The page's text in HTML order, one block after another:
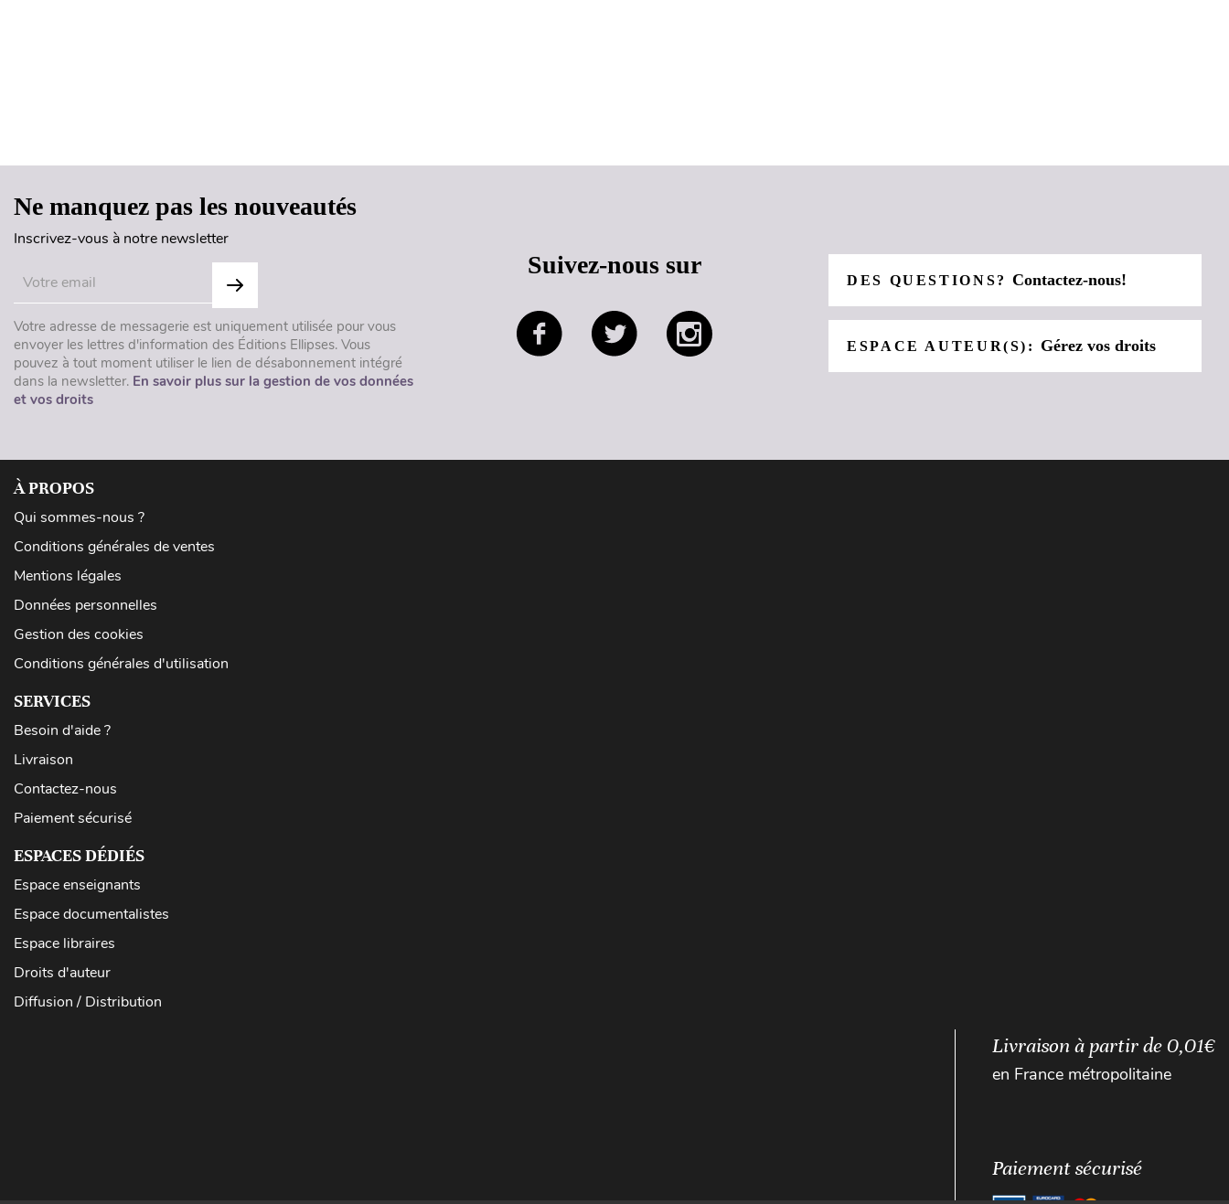
Ne manquez pas les nouveautés
Inscrivez-vous à notre newsletter
Votre adresse de messagerie est uniquement utilisée pour vous
envoyer les lettres d'information des Éditions Ellipses. Vous
pouvez à tout moment utiliser le lien de désabonnement intégré
dans la newsletter. En savoir plus sur la gestion de vos données
et vos droits
Suivez-nous sur
DES QUESTIONS?Contactez-nous!
ESPACE AUTEUR(S): Gérez vos droits
À PROPOS
Qui sommes-nous ?
Conditions générales de ventes
Mentions légales
Données personnelles
Gestion des cookies
Conditions générales d'utilisation
SERVICES
Besoin d'aide ?
Livraison
Contactez-nous
Paiement sécurisé
ESPACES DÉDIÉS
Espace enseignants
Espace documentalistes
Espace libraires
Droits d'auteur
Diffusion / Distribution
Livraison à partir de 0,01€
en France métropolitaine
Paiement sécurisé